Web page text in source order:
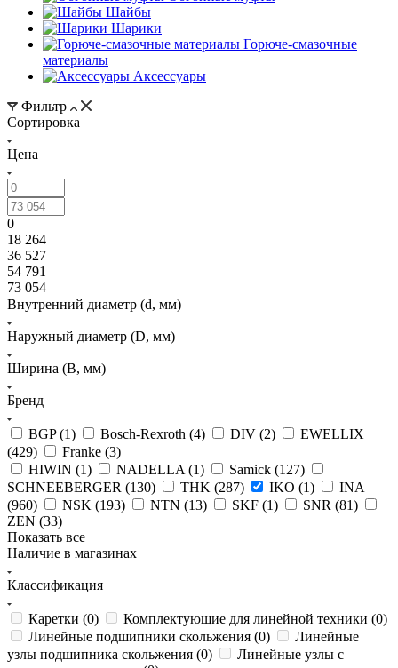
Шайбы
Шарики
Горюче-смазочные
материалы
Аксессуары
Фильтр
Сортировка
Цена
0
18 264
36 527
54 791
73 054
Внутренний диаметр (d, мм)
Наружный диаметр (D, мм)
Ширина (B, мм)
Бренд
BGP (1) Bosch-Rexroth (4) DIV (2)
EWELLIX
(429) Franke (3)
HIWIN (1) NADELLA (1) Samick (127)
SCHNEEBERGER (130) THK (287) IKO (1)
INA
(960) NSK (193) NTN (13) SKF (1) SNR (81)
ZEN (33)
Показать все
Наличие в магазинах
Классификация
Каретки (0) Комплектующие для линейной техники (0)
Линейные подшипники скольжения (0)
Линейные
узлы подшипника скольжения (0)
Линейные узлы с